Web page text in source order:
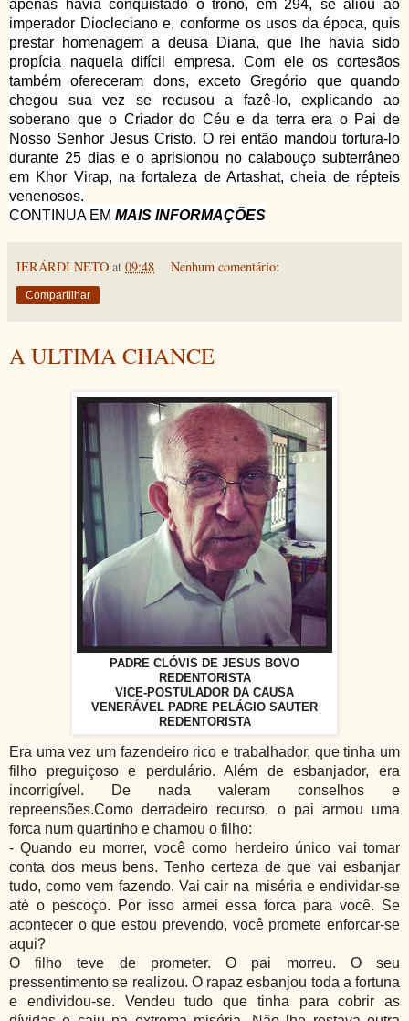
apenas havia conquistado o trono, em 294, se aliou ao
imperador Diocleciano e, conforme os usos da época, quis
prestar homenagem a deusa Diana, que lhe havia sido
propícia naquela difícil empresa. Com ele os cortesãos
também ofereceram dons, exceto Gregório que quando
chegou sua vez se recusou a fazê-lo, explicando ao
soberano que o Criador do Céu e da terra era o Pai de
Nosso Senhor Jesus Cristo. O rei então mandou tortura-lo
durante 25 dias e o aprisionou no calabouço subterrâneo
em Khor Virap, na fortaleza de Artashat, cheia de répteis
venenosos.
CONTINUA EM MAIS INFORMAÇÕES
IERÁRDI NETO at 09:48 Nenhum comentário:
Compartilhar
A ULTIMA CHANCE
PADRE CLÓVIS DE JESUS BOVO
REDENTORISTA
VICE-POSTULADOR DA CAUSA
VENERÁVEL PADRE PELÁGIO SAUTER
REDENTORISTA
Era uma vez um fazendeiro rico e trabalhador, que tinha um
filho preguiçoso e perdulário. Além de esbanjador, era
incorrigível. De nada valeram conselhos e
repreensões.Como derradeiro recurso, o pai armou uma
forca num quartinho e chamou o filho:
- Quando eu morrer, você como herdeiro único vai tomar
conta dos meus bens. Tenho certeza de que vai esbanjar
tudo, como vem fazendo. Vai cair na miséria e endividar-se
até o pescoço. Por isso armei essa forca para você. Se
acontecer o que estou prevendo, você promete enforcar-se
aqui?
O filho teve de prometer. O pai morreu. O seu
pressentimento se realizou. O rapaz esbanjou toda a fortuna
e endividou-se. Vendeu tudo que tinha para cobrir as